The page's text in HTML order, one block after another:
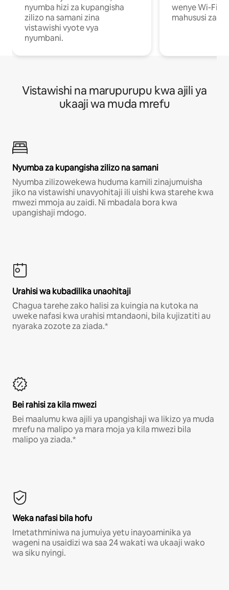
nyumba hizi za kupangisha
zilizo na samani zina
vistawishi vyote vya
nyumbani.
wenye Wi-Fi
mahususi za
Vistawishi na marupurupu kwa ajili ya
ukaaji wa muda mrefu
Nyumba za kupangisha zilizo na samani
Nyumba zilizowekewa huduma kamili zinajumuisha
jiko na vistawishi unavyohitaji ili uishi kwa starehe kwa
mwezi mmoja au zaidi. Ni mbadala bora kwa
upangishaji mdogo.
Urahisi wa kubadilika unaohitaji
Chagua tarehe zako halisi za kuingia na kutoka na
uweke nafasi kwa urahisi mtandaoni, bila kujizatiti au
nyaraka zozote za ziada.*
Bei rahisi za kila mwezi
Bei maalumu kwa ajili ya upangishaji wa likizo ya muda
mrefu na malipo ya mara moja ya kila mwezi bila
malipo ya ziada.*
Weka nafasi bila hofu
Imetathminiwa na jumuiya yetu inayoaminika ya
wageni na usaidizi wa saa 24 wakati wa ukaaji wako
wa siku nyingi.